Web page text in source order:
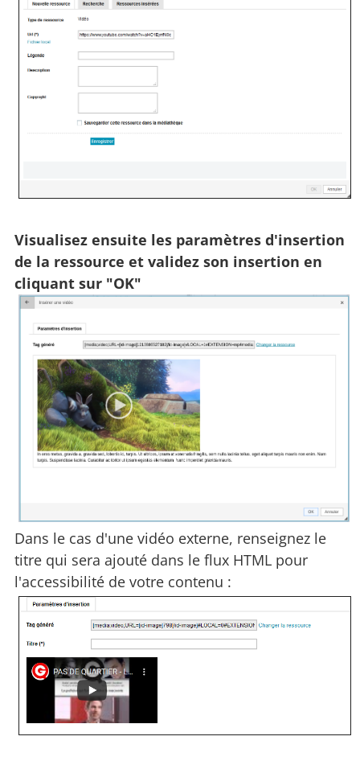
Visualisez ensuite les paramètres d'insertion
de la ressource et validez son insertion en
cliquant sur "OK"
Dans le cas d'une vidéo externe, renseignez le
titre qui sera ajouté dans le flux HTML pour
l'accessibilité de votre contenu :